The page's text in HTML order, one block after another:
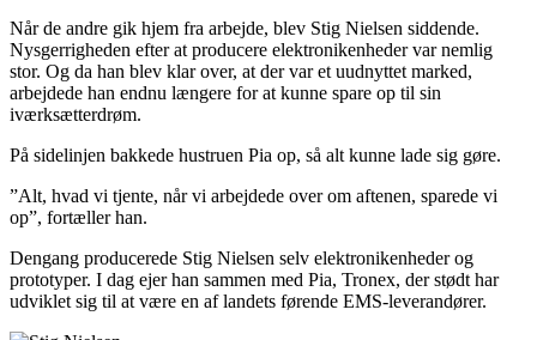
Når de andre gik hjem fra arbejde, blev Stig Nielsen siddende.
Nysgerrigheden efter at producere elektronikenheder var nemlig
stor. Og da han blev klar over, at der var et uudnyttet marked,
arbejdede han endnu længere for at kunne spare op til sin
iværksætterdrøm.
På sidelinjen bakkede hustruen Pia op, så alt kunne lade sig gøre.
”Alt, hvad vi tjente, når vi arbejdede over om aftenen, sparede vi
op”, fortæller han.
Dengang producerede Stig Nielsen selv elektronikenheder og
prototyper. I dag ejer han sammen med Pia, Tronex, der stødt har
udviklet sig til at være en af landets førende EMS-leverandører.